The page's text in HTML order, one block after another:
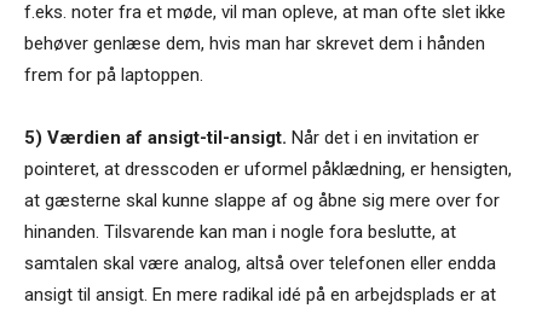
f.eks. noter fra et møde, vil man opleve, at man ofte slet ikke
behøver genlæse dem, hvis man har skrevet dem i hånden
frem for på laptoppen.
5) Værdien af ansigt-til-ansigt. Når det i en invitation er
pointeret, at dresscoden er uformel påklædning, er hensigten,
at gæsterne skal kunne slappe af og åbne sig mere over for
hinanden. Tilsvarende kan man i nogle fora beslutte, at
samtalen skal være analog, altså over telefonen eller endda
ansigt til ansigt. En mere radikal idé på en arbejdsplads er at